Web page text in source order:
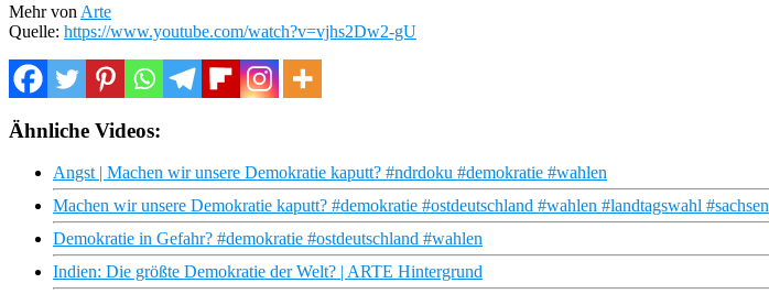
Mehr von Arte
Quelle: https://www.youtube.com/watch?v=vjhs2Dw2-gU
Ähnliche Videos:
Angst | Machen wir unsere Demokratie kaputt? #ndrdoku #demokratie #wahlen
Machen wir unsere Demokratie kaputt? #demokratie #ostdeutschland #wahlen #landtagswahl #sachsen
Demokratie in Gefahr? #demokratie #ostdeutschland #wahlen
Indien: Die größte Demokratie der Welt? | ARTE Hintergrund